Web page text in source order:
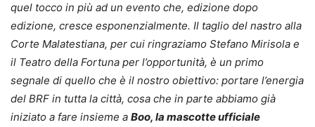
quel tocco in più ad un evento che, edizione dopo
edizione, cresce esponenzialmente. Il taglio del nastro alla
Corte Malatestiana, per cui ringraziamo Stefano Mirisola e
il Teatro della Fortuna per l’opportunità, è un primo
segnale di quello che è il nostro obiettivo: portare l’energia
del BRF in tutta la città, cosa che in parte abbiamo già
iniziato a fare insieme a Boo, la mascotte ufficiale